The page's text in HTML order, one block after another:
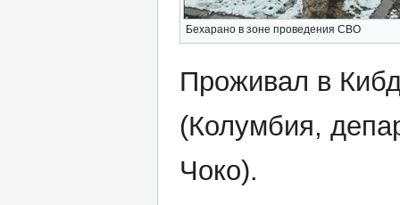
Бехарано в зоне проведения СВО
Проживал в
(Колумбия,
Чоко).